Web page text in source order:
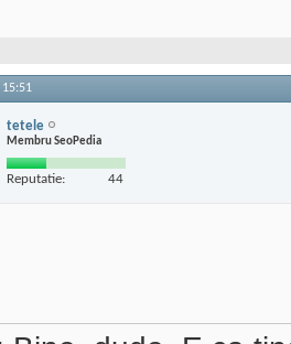
15:51
tetele
Membru SeoPedia
Reputatie: 44